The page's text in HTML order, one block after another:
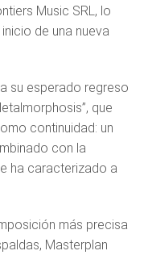
Music SRL, lo
de una nueva
su esperado regreso
que
continuidad: un
con la
ha caracterizado a
más precisa
Masterplan